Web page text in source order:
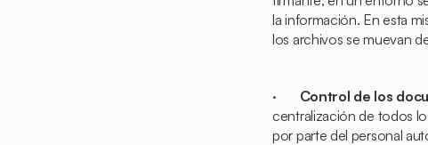
la información. En esta
los archivos se muevan
· Control de los
centralización de todos
por parte del personal